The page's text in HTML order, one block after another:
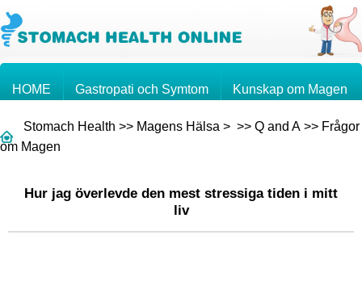
HOME Gastropati och Symtom Kunskap om Magen
Magcancer
Stomach Health >> Magens Hälsa > >> Q and A >> Frågor
om Magen
Hur jag överlevde den mest stressiga tiden i mitt
liv